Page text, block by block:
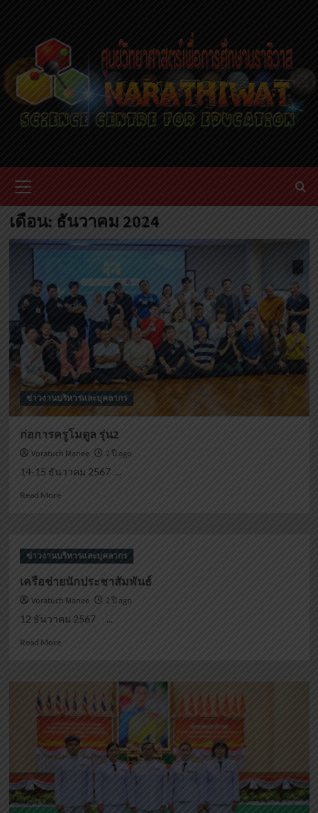
content
Menu
เดือน: ธันวาคม 2024
ข่าวงานบริหารและบุคลากร
ก่อการครูโมดูล รุ่น2
Voratuch Manee
2 ปี ago
14-15 ธันวาคม 2567 ...
Read MoreRead
ครู
โมดูล
รุ่น2
ข่าวงานบริหารและบุคลากร
เครือข่ายนักประชาสัมพันธ์
Voratuch Manee
2 ปี ago
12 ธันวาคม 2567 ...
Read MoreRead
เครือ
ข่าย
นัก
ประชาสัมพันธ์